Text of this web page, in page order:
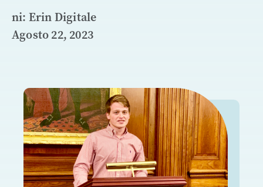
ni: Erin Digitale
Agosto 22, 2023